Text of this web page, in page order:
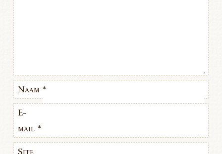
Naam *
E-
mail *
Site